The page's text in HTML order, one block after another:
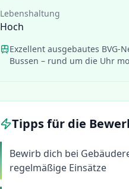
Lebenshaltung
Hoch
Exzellent ausgebautes BVG-
Bussen – rund um die Uhr
Tipps für die
Bewirb dich bei
regelmäßige Einsätze